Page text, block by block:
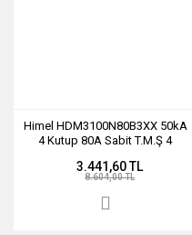
Himel HDM3100N80B3XX 50kA
4 Kutup 80A Sabit T.M.Ş 4
3.441,60 TL
8.604,00 TL